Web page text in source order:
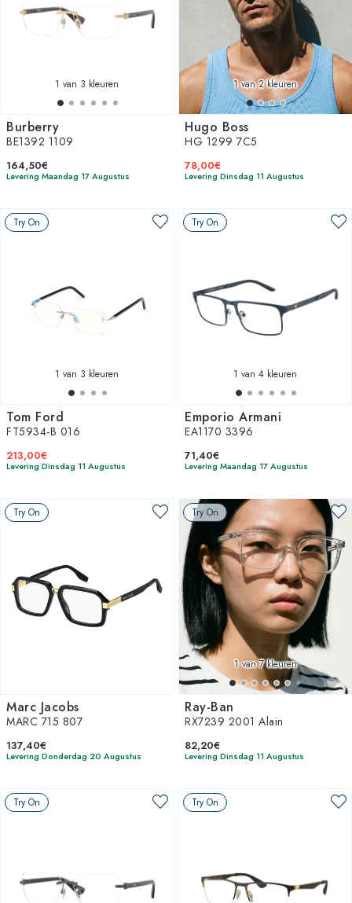
1 van 3 kleuren
Burberry
BE1392 1109
164,50€
Levering Maandag 17 Augustus
1van 2 kleuren
Hugo Boss
HG 1299 7C5
78,00€
Levering Dinsdag 11 Augustus
Try On
1 van 3 kleuren
Tom Ford
FT5934-B 016
213,00€
Levering Dinsdag 11 Augustus
Try On
1 van 4 kleuren
Emporio Armani
EA1170 3396
71,40€
Levering Maandag 17 Augustus
Try On
Marc Jacobs
MARC 715 807
137,40€
Levering Donderdag 20 Augustus
Try On
1van 7 kleuren
Ray-Ban
RX7239 2001 Alain
82,20€
Levering Dinsdag 11 Augustus
Try On Try On